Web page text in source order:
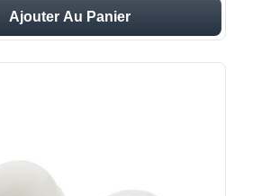
Ajouter Au Panier